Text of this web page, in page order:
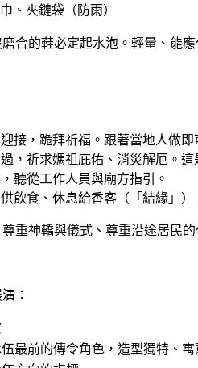
、夾鏈袋（防雨）
合的鞋必定起水泡。輕量、能
接，跪拜祈福。跟著當地人做即
，祈求媽祖庇佑、消災解厄。
聽從工作人員與廟方指引。
飲食、休息給香客（「結緣」
重神轎與儀式、尊重沿途居民的
：
最前的傳令角色，造型獨特、寓